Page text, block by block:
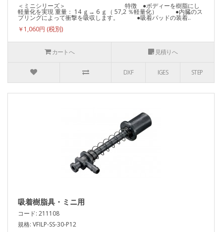
＜ミニシリーズ＞ 特徴 ●ボディーを樹脂にし
軽量化を実現 重量： 14 ｇ→ 6 ｇ（ 57,2 ％軽量化） ●内臓のス
プリングによって衝撃を吸収します。 ●吸着パッドの装着..
￥1,060円
カートへ 見積りへ
DXF IGES STEP
吸着樹脂具・ミニ用
コード: 211108
規格: VFILP-SS-30-P12